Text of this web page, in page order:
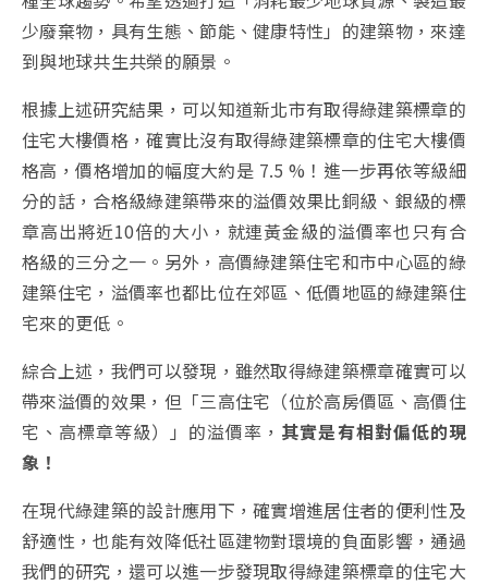
少廢棄物，具有生態、節能、健康特性」的建築物，來達
到與地球共生共榮的願景。
根據上述研究結果，可以知道新北市有取得綠建築標章的
住宅大樓價格，確實比沒有取得綠建築標章的住宅大樓價
格高，價格增加的幅度大約是 7.5 %！進一步再依等級細
分的話，合格級綠建築帶來的溢價效果比銅級、銀級的標
章高出將近10倍的大小，就連黃金級的溢價率也只有合
格級的三分之一。另外，高價綠建築住宅和市中心區的綠
建築住宅，溢價率也都比位在郊區、低價地區的綠建築住
宅來的更低。
綜合上述，我們可以發現，雖然取得綠建築標章確實可以
帶來溢價的效果，但「三高住宅（位於高房價區、高價住
宅、高標章等級）」的溢價率， 其實是有相對偏低的現
象！
在現代綠建築的設計應用下，確實增進居住者的便利性及
舒適性，也能有效降低社區建物對環境的負面影響， 通過
我們的研究，還可以進一步發現取得綠建築標章的住宅大